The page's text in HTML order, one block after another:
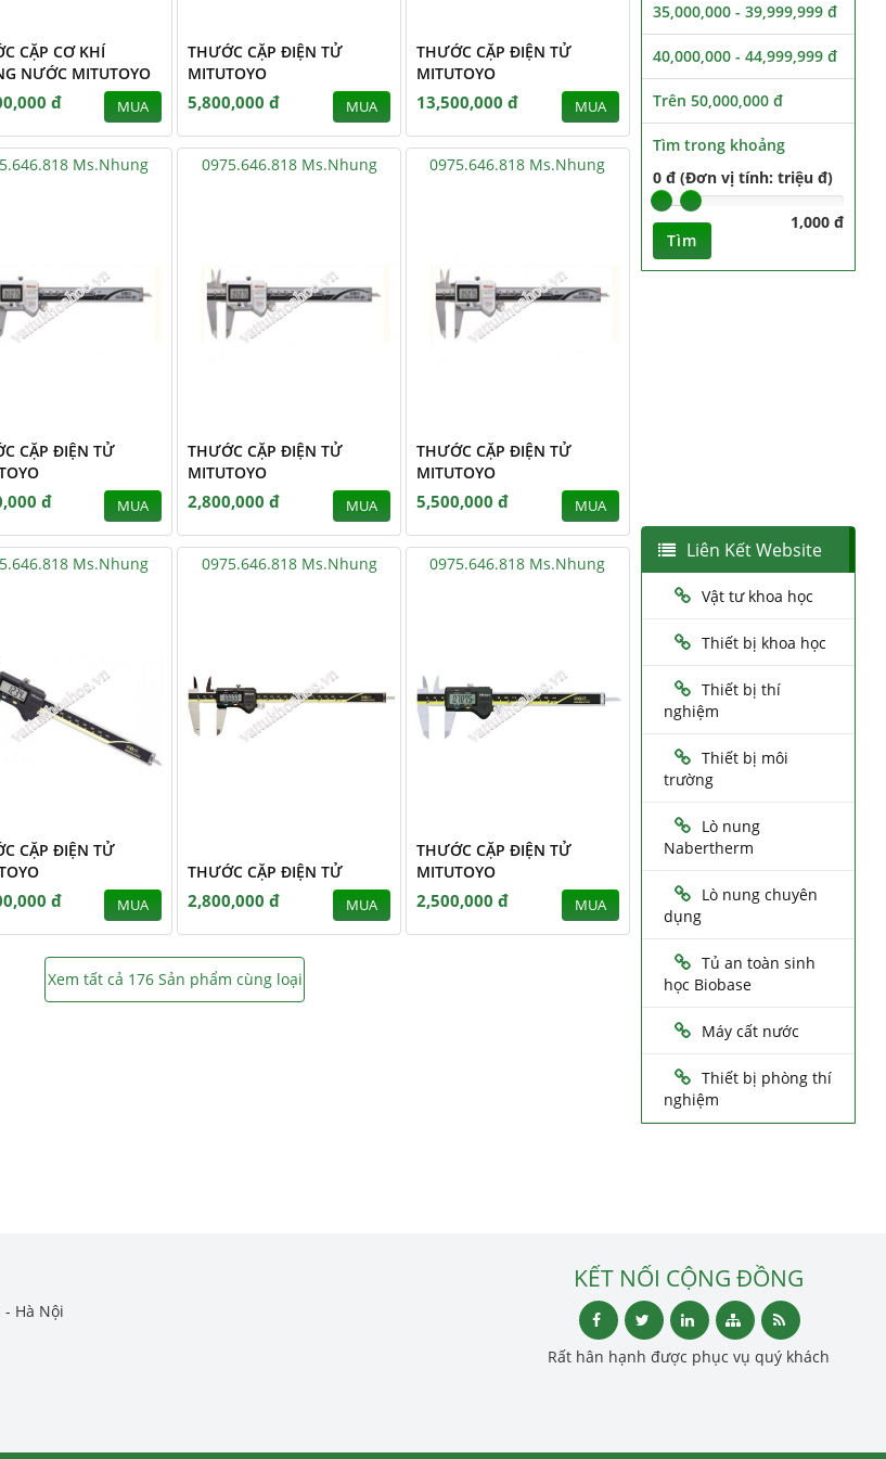
CẶP CƠ KHÍ
NƯỚC MITUTOYO
đ MUA
THƯỚC CẶP ĐIỆN TỬ
MITUTOYO
5,800,000 đ MUA
THƯỚC CẶP ĐIỆN TỬ
MITUTOYO
13,500,000 đ MUA
Ms.Nhung
CẶP ĐIỆN TỬ
đ MUA
0975.646.818 Ms.Nhung
THƯỚC CẶP ĐIỆN TỬ
MITUTOYO
2,800,000 đ MUA
0975.646.818 Ms.Nhung
THƯỚC CẶP ĐIỆN TỬ
MITUTOYO
5,500,000 đ MUA
Ms.Nhung
CẶP ĐIỆN TỬ
đ MUA
0975.646.818 Ms.Nhung
THƯỚC CẶP ĐIỆN TỬ
2,800,000 đ MUA
0975.646.818 Ms.Nhung
THƯỚC CẶP ĐIỆN TỬ
MITUTOYO
2,500,000 đ MUA
Xem tất cả 176 Sản phẩm cùng loại
35,000,000 - 39,999,999 đ
40,000,000 - 44,999,999 đ
Trên 50,000,000 đ
Tìm trong khoảng
0 đ (Đơn vị tính: triệu đ)
1,000 đ
Tìm
Liên Kết Website
Vật tư khoa học
Thiết bị khoa học
Thiết bị thí
nghiệm
Thiết bị môi
trường
Lò nung
Nabertherm
Lò nung chuyên
dụng
Tủ an toàn sinh
học Biobase
Máy cất nước
Thiết bị phòng thí
nghiệm
Hà Nội
KẾT NỐI CỘNG ĐỒNG
Rất hân hạnh được phục vụ quý khách